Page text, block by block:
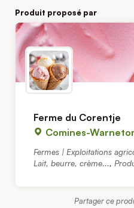
Produit proposé par
Ferme du Corentje
Comines-
Fermes | Exploitations
Lait, beurre, crème...,
Partager ce